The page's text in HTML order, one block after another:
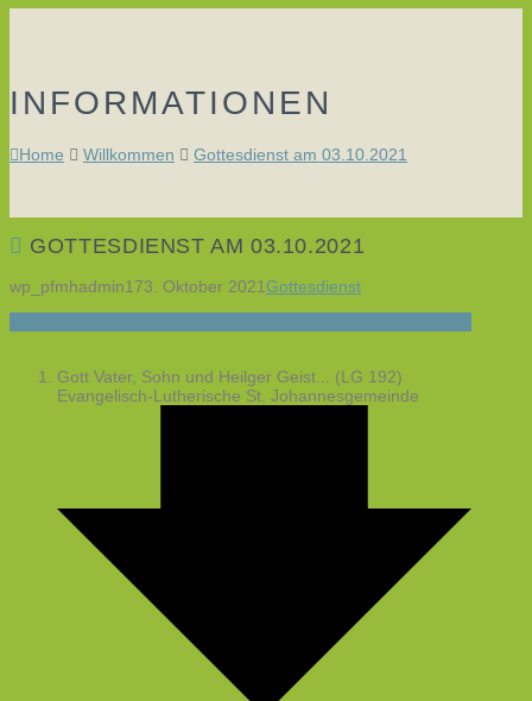
INFORMATIONEN
Home Willkommen Gottesdienst am 03.10.2021
GOTTESDIENST AM 03.10.2021
wp_pfmhadmin173. Oktober 2021Gottesdienst
Gott Vater, Sohn und Heilger Geist... (LG 192)
Evangelisch-Lutherische St. Johannesgemeinde